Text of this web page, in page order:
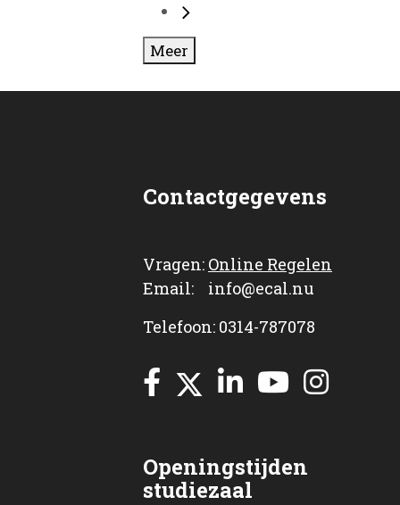
Meer
Contactgegevens
Vragen: Online Regelen
Email: info@ecal.nu
Telefoon: 0314-787078
Openingstijden
studiezaal